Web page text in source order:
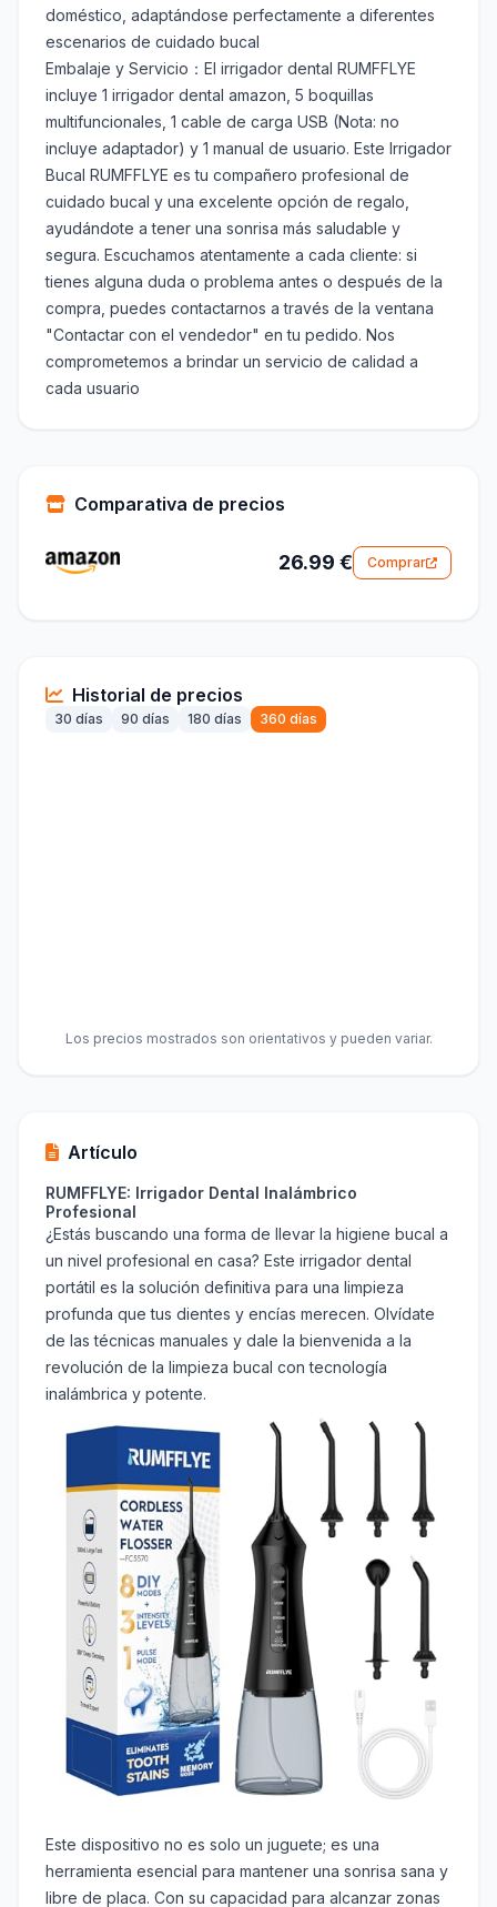
doméstico, adaptándose perfectamente a diferentes
escenarios de cuidado bucal
Embalaje y Servicio：El irrigador dental RUMFFLYE
incluye 1 irrigador dental amazon, 5 boquillas
multifuncionales, 1 cable de carga USB (Nota: no
incluye adaptador) y 1 manual de usuario. Este Irrigador
Bucal RUMFFLYE es tu compañero profesional de
cuidado bucal y una excelente opción de regalo,
ayudándote a tener una sonrisa más saludable y
segura. Escuchamos atentamente a cada cliente: si
tienes alguna duda o problema antes o después de la
compra, puedes contactarnos a través de la ventana
"Contactar con el vendedor" en tu pedido. Nos
comprometemos a brindar un servicio de calidad a
cada usuario
Comparativa de precios
26.99 € Comprar
Historial de precios
30 días 90 días 180 días 360 días
Los precios mostrados son orientativos y pueden variar.
Artículo
RUMFFLYE: Irrigador Dental Inalámbrico
Profesional
¿Estás buscando una forma de llevar la higiene bucal a
un nivel profesional en casa? Este irrigador dental
portátil es la solución definitiva para una limpieza
profunda que tus dientes y encías merecen. Olvídate
de las técnicas manuales y dale la bienvenida a la
revolución de la limpieza bucal con tecnología
inalámbrica y potente.
Este dispositivo no es solo un juguete; es una
herramienta esencial para mantener una sonrisa sana y
libre de placa. Con su capacidad para alcanzar zonas